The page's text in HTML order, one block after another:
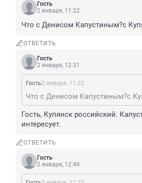
Гость
2 января, 11:22
Что с Денисом Капустиным?с
ОТВЕТИТЬ
Гость
2 января, 12:31
Гость2 января, 11:22
Что с Денисом Капустиным?с
Гость, Купянск российский.
интересует.
ОТВЕТИТЬ
Гость
2 января, 12:49